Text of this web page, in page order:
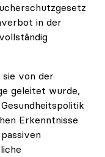
in der
sie von der
geleitet wurde,
Erkenntnisse